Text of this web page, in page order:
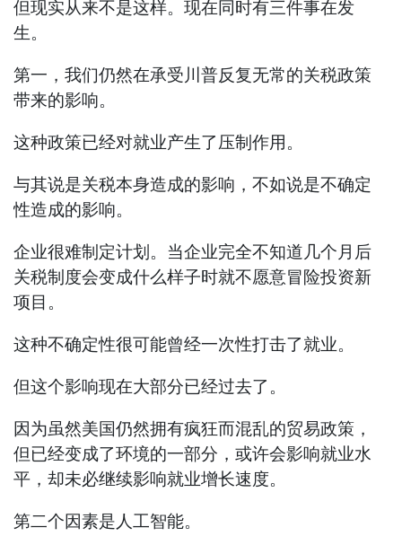
但现实从来不是这样。现在同时有三件事在发
生。
第一，我们仍然在承受川普反复无常的关税政策
带来的影响。
这种政策已经对就业产生了压制作用。
与其说是关税本身造成的影响，不如说是不确定
性造成的影响。
企业很难制定计划。当企业完全不知道几个月后
关税制度会变成什么样子时就不愿意冒险投资新
项目。
这种不确定性很可能曾经一次性打击了就业。
但这个影响现在大部分已经过去了。
因为虽然美国仍然拥有疯狂而混乱的贸易政策，
但已经变成了环境的一部分，或许会影响就业水
平，却未必继续影响就业增长速度。
第二个因素是人工智能。